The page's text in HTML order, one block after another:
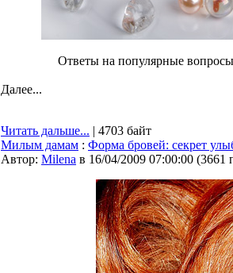
Ответы на популярные
Далее...
Читать дальше... | 4703 байт
Милым дамам : Форма бровей: секрет
Автор: Milena в 16/04/2009 07:00:00 (3661